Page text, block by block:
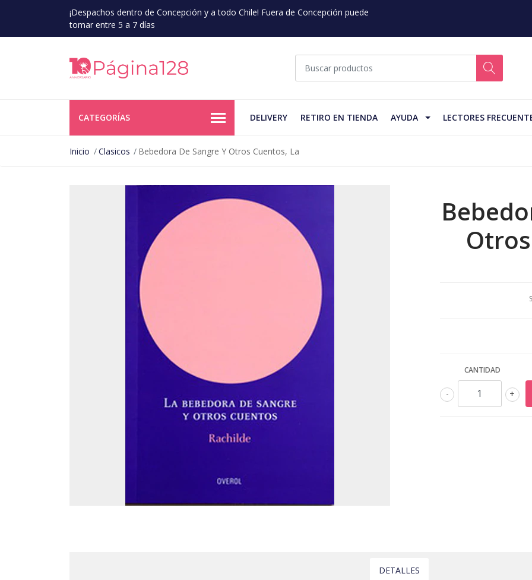
¡Despachos dentro de Concepción y a todo Chile! Fuera de Concepción puede
tomar entre 5 a 7 días
CATEGORÍAS DELIVERY RETIRO EN TIENDA AYUDA LECTORES
Inicio Clasicos Bebedora De Sangre Y Otros Cuentos, La
CANTIDAD
+
-
DETALLES